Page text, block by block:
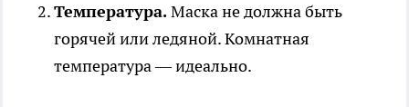
Температура.Маска не должна быть
горячей или ледяной. Комнатная
температура — идеально.